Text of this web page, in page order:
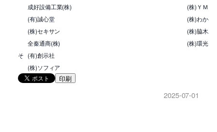
成好設備工業(株)
(株)ＹＭコ
(有)誠心堂
(株)わかば
(株)セキサン
(株)脇木工
全秦通商(株)
(株)環光
そ (有)創示社
(株)ソフィア
印刷
2025-07-01